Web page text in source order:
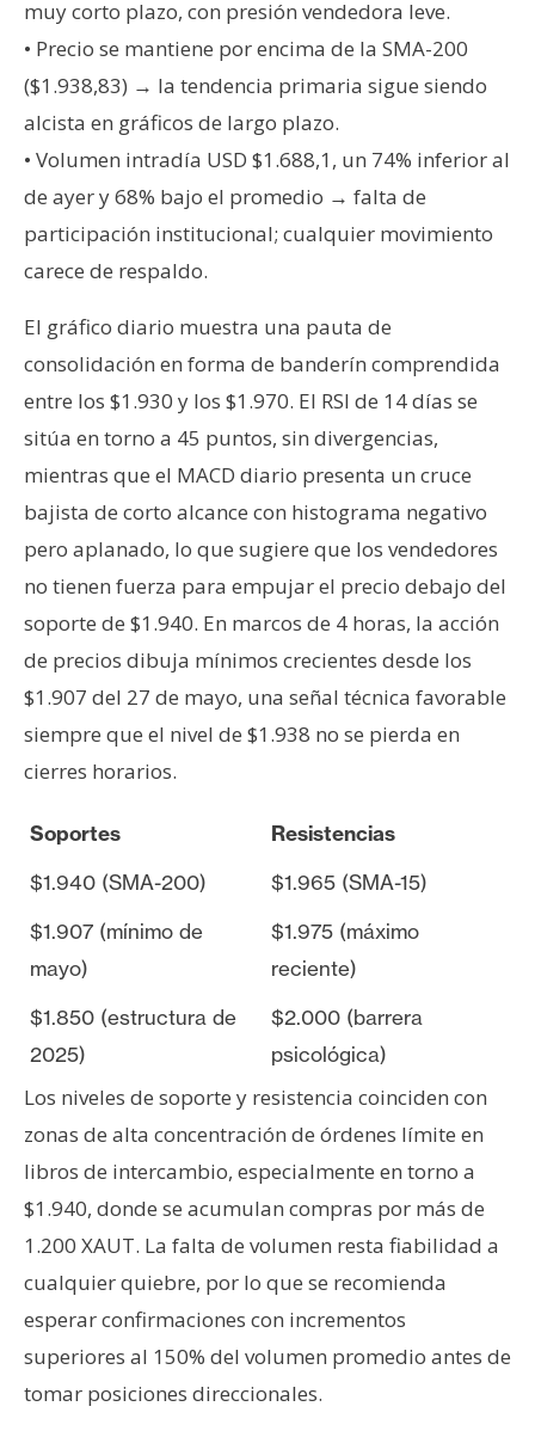
muy corto plazo, con presión vendedora leve.
• Precio se mantiene por encima de la SMA-200
($1.938,83) → la tendencia primaria sigue siendo
alcista en gráficos de largo plazo.
• Volumen intradía USD $1.688,1, un 74% inferior al
de ayer y 68% bajo el promedio → falta de
participación institucional; cualquier movimiento
carece de respaldo.
El gráfico diario muestra una pauta de
consolidación en forma de banderín comprendida
entre los $1.930 y los $1.970. El RSI de 14 días se
sitúa en torno a 45 puntos, sin divergencias,
mientras que el MACD diario presenta un cruce
bajista de corto alcance con histograma negativo
pero aplanado, lo que sugiere que los vendedores
no tienen fuerza para empujar el precio debajo del
soporte de $1.940. En marcos de 4 horas, la acción
de precios dibuja mínimos crecientes desde los
$1.907 del 27 de mayo, una señal técnica favorable
siempre que el nivel de $1.938 no se pierda en
cierres horarios.
Soportes
Resistencias
$1.940 (SMA-200)
$1.965 (SMA-15)
$1.907 (mínimo de
mayo)
$1.975 (máximo
reciente)
$1.850 (estructura de
2025)
$2.000 (barrera
psicológica)
Los niveles de soporte y resistencia coinciden con
zonas de alta concentración de órdenes límite en
libros de intercambio, especialmente en torno a
$1.940, donde se acumulan compras por más de
1.200 XAUT. La falta de volumen resta fiabilidad a
cualquier quiebre, por lo que se recomienda
esperar confirmaciones con incrementos
superiores al 150% del volumen promedio antes de
tomar posiciones direccionales.